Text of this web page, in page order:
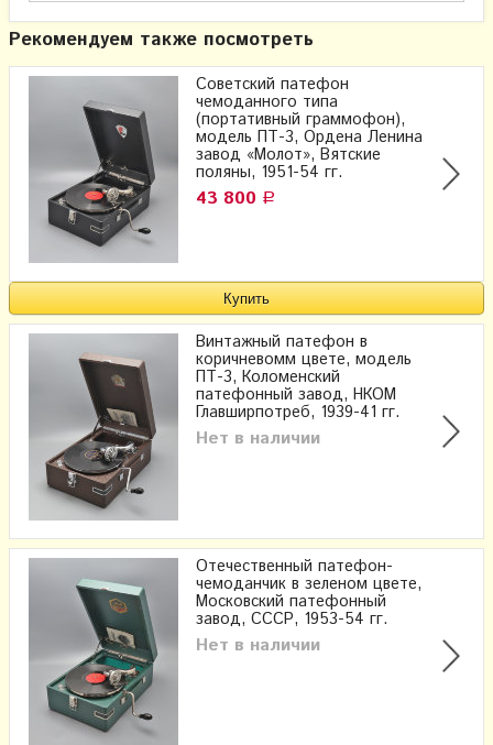
Рекомендуем также посмотреть
Советский патефон
чемоданного типа
(портативный граммофон),
модель ПТ-3, Ордена Ленина
завод «Молот», Вятские
поляны, 1951-54 гг.
43 800 Р
Винтажный патефон в
коричневомм цвете, модель
ПТ-3, Коломенский
патефонный завод, НКОМ
Главширпотреб, 1939-41 гг.
Нет в наличии
Отечественный патефон-
чемоданчик в зеленом цвете,
Московский патефонный
завод, СССР, 1953-54 гг.
Нет в наличии